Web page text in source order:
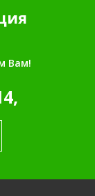
Вам!